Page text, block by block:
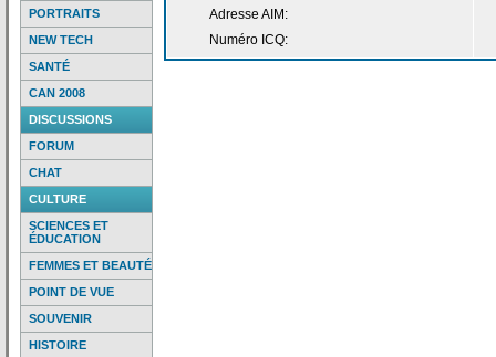
PORTRAITS
NEW TECH
SANTÉ
CAN 2008
DISCUSSIONS
FORUM
CHAT
CULTURE
SCIENCES ET
ÉDUCATION
FEMMES ET BEAUTÉ
POINT DE VUE
SOUVENIR
HISTOIRE
Adresse AIM:
Numéro ICQ: